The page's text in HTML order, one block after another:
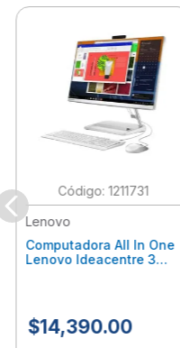
:1211731
Lenovo
Computadora All In One
Lenovo Ideacentre 3
F0G1014Ald
$14,390.00